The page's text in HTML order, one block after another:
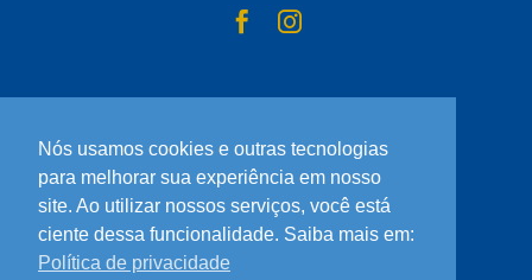
UNIDADE SÃO GONÇALO
Rua Cel. Serrado, 1422 – Zé Garoto
São Gonçalo – RJ
Tel.: 21 97846-2000 | 21 97846-2002
Nós usamos cookies e outras tecnologias
para melhorar sua experiência em nosso
site. Ao utilizar nossos serviços, você está
ciente dessa funcionalidade. Saiba mais em:
Política de privacidade